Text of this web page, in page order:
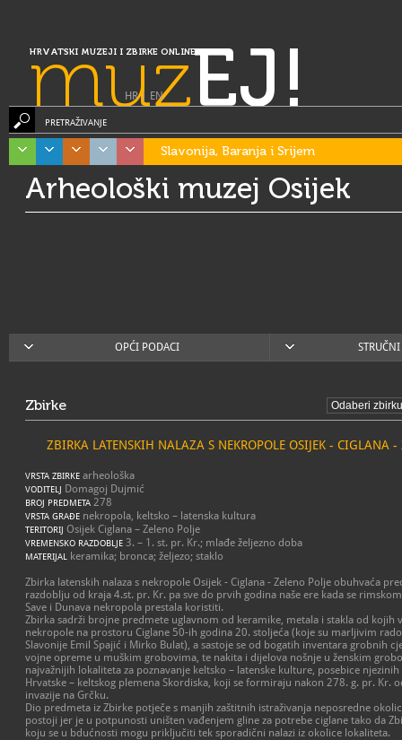
HRVATSKI MUZEJI I ZBIRKE ONLINE
muzEJ!
HR| EN
PRETRAŽIVANJE
Slavonija, Baranja i Srijem
Arheološki muzej Osijek
OPĆI PODACI
Zbirke
ZBIRKA LATENSKIH NALAZA S NEKROPOLE OSIJEK - CIGLANA -
VRSTA ZBIRKE arheološka
VODITELJ Domagoj Dujmić
BROJ PREDMETA 278
VRSTA GRAĐE nekropola, keltsko – latenska kultura
TERITORIJ Osijek Ciglana – Zeleno Polje
VREMENSKO RAZDOBLJE 3. – 1. st. pr. Kr.; mlađe željezno doba
MATERIJAL keramika; bronca; željezo; staklo
Zbirka latenskih nalaza s nekropole Osijek - Ciglana - Zeleno Polje obuhvaća
razdoblju od kraja 4.st. pr. Kr. pa sve do prvih godina naše ere kada se
Save i Dunava nekropola prestala koristiti.
Zbirka sadrži brojne predmete uglavnom od keramike, metala i stakla od kojih
nekropole na prostoru Ciglane 50-ih godina 20. stoljeća (koje su marljivim
Slavonije Emil Spajić i Mirko Bulat), a sastoje se od bogatih inventara grobnih
vojne opreme u muškim grobovima, te nakita i dijelova nošnje u ženskim
najvažnijih lokaliteta za poznavanje keltsko – latenske kulture, posebice
Hrvatske – keltskog plemena Skordiska, koji se formiraju nakon 278. g. pr. Kr.
invazije na Grčku.
Dio predmeta iz Zbirke potječe s manjih zaštitnih istraživanja neposredne
postoji jer je u potpunosti uništen vađenjem gline za potrebe ciglane tako da
koju se u bdućnosti mogu priključiti tek sporadični nalazi iz okolice lokaliteta.